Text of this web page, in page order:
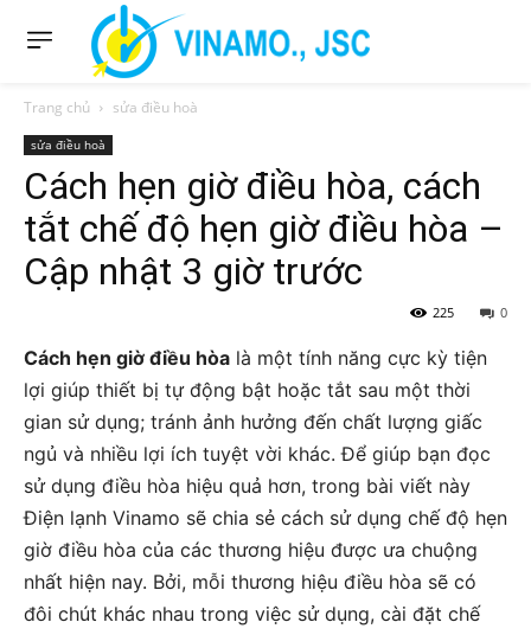
Trang chủ sửa điều hoà
sửa điều hoà
Cách hẹn giờ điều hòa, cách
tắt chế độ hẹn giờ điều hòa –
Cập nhật 3 giờ trước
0
225
Cách hẹn giờ điều hòa là một tính năng cực kỳ tiện
lợi giúp thiết bị tự động bật hoặc tắt sau một thời
gian sử dụng; tránh ảnh hưởng đến chất lượng giấc
ngủ và nhiều lợi ích tuyệt vời khác. Để giúp bạn đọc
sử dụng điều hòa hiệu quả hơn, trong bài viết này
Điện lạnh Vinamo sẽ chia sẻ cách sử dụng chế độ hẹn
giờ điều hòa của các thương hiệu được ưa chuộng
nhất hiện nay. Bởi, mỗi thương hiệu điều hòa sẽ có
đôi chút khác nhau trong việc sử dụng, cài đặt chế